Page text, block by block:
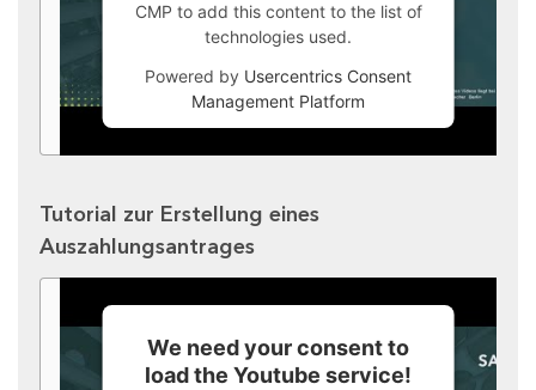
CMP to add this content to the list of
technologies used.
Powered by Usercentrics Consent
Management Platform
Tutorial zur Erstellung eines
Auszahlungsantrages
We need your consent to
load the Youtube service!